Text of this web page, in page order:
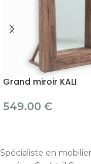
Grand miroir KALI
549.00 €
Spécialiste en